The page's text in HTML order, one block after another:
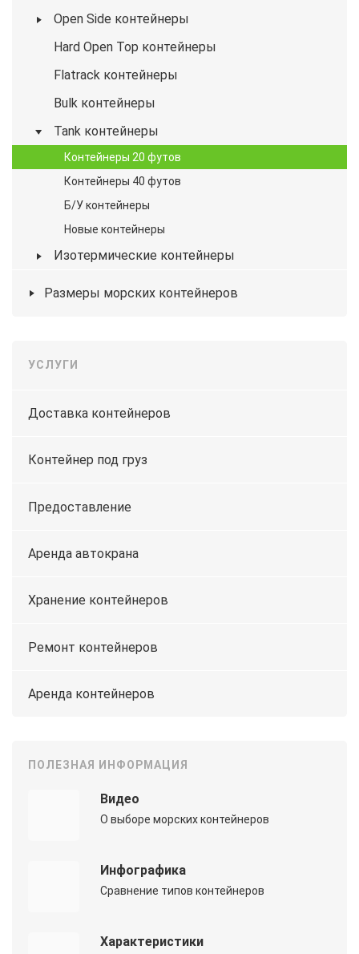
Open Side контейнеры
Hard Open Top контейнеры
Flatrack контейнеры
Bulk контейнеры
Tank контейнеры
Контейнеры 20 футов
Контейнеры 40 футов
Б/У контейнеры
Новые контейнеры
Изотермические контейнеры
Размеры морских контейнеров
УСЛУГИ
Доставка контейнеров
Контейнер под груз
Предоставление
Аренда автокрана
Хранение контейнеров
Ремонт контейнеров
Аренда контейнеров
ПОЛЕЗНАЯ ИНФОРМАЦИЯ
Видео
О выборе морских контейнеров
Инфографика
Сравнение типов контейнеров
Характеристики